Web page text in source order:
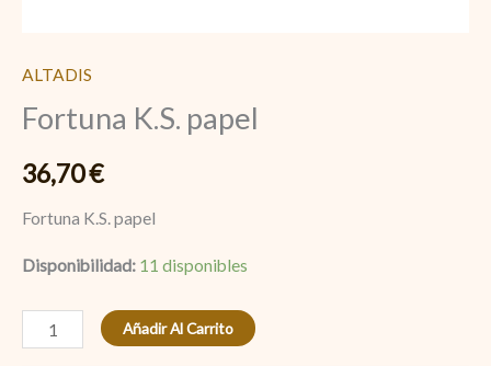
ALTADIS
Fortuna K.S. papel
36,70€
Fortuna K.S. papel
Disponibilidad: 11 disponibles
Añadir Al Carrito